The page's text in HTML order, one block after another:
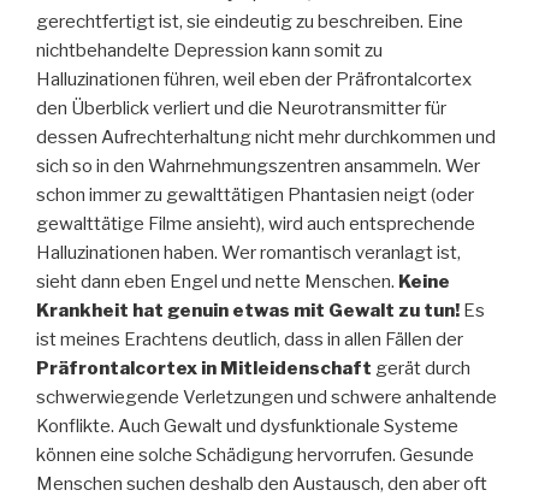
gerechtfertigt ist, sie eindeutig zu beschreiben. Eine
nichtbehandelte Depression kann somit zu
Halluzinationen führen, weil eben der Präfrontalcortex
den Überblick verliert und die Neurotransmitter für
dessen Aufrechterhaltung nicht mehr durchkommen und
sich so in den Wahrnehmungszentren ansammeln. Wer
schon immer zu gewalttätigen Phantasien neigt (oder
gewalttätige Filme ansieht), wird auch entsprechende
Halluzinationen haben. Wer romantisch veranlagt ist,
sieht dann eben Engel und nette Menschen. Keine
Krankheit hat genuin etwas mit Gewalt zu tun! Es
ist meines Erachtens deutlich, dass in allen Fällen der
Präfrontalcortex in Mitleidenschaft gerät durch
schwerwiegende Verletzungen und schwere anhaltende
Konflikte. Auch Gewalt und dysfunktionale Systeme
können eine solche Schädigung hervorrufen. Gesunde
Menschen suchen deshalb den Austausch, den aber oft